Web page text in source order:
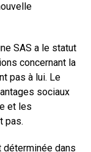
SAS a le statut
concernant la
pas à lui. Le
sociaux
et les
pas.
déterminée dans